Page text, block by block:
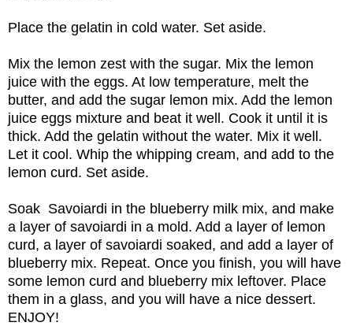
Place the gelatin in cold water. Set aside.
Mix the lemon zest with the sugar. Mix the lemon
juice with the eggs. At low temperature, melt the
butter, and add the sugar lemon mix. Add the lemon
juice eggs mixture and beat it well. Cook it until it is
thick. Add the gelatin without the water. Mix it well.
Let it cool. Whip the whipping cream, and add to the
lemon curd. Set aside.
Soak Savoiardi in the blueberry milk mix, and make
a layer of savoiardi in a mold. Add a layer of lemon
curd, a layer of savoiardi soaked, and add a layer of
blueberry mix. Repeat. Once you finish, you will have
some lemon curd and blueberry mix leftover. Place
them in a glass, and you will have a nice dessert.
ENJOY!